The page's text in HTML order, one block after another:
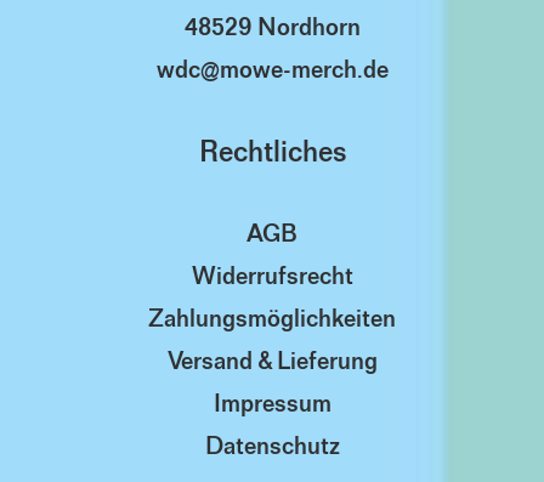
48529 Nordhorn
wdc@mowe-merch.de
Rechtliches
AGB
Widerrufsrecht
Zahlungsmöglichkeiten
Versand & Lieferung
Impressum
Datenschutz